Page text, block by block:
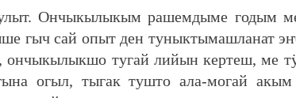
Ончыкылыкым рашемдыме годым ме
гыч сай опыт ден туныктымашланат
ончыкылыкшо тугай лийын кертеш, ме
огыл, тыгак тушто ала-могай